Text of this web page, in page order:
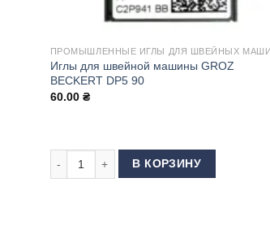
ПРОМЫШЛЕННЫЕ ИГЛЫ ДЛЯ ШВЕЙНЫХ
Иглы для швейной машины GROZ
BECKERT DP5 90
60.00 ₴
Количество товара Иглы для швейной
В КОРЗИНУ